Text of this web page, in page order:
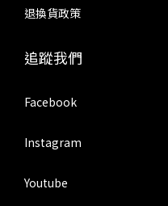
退換貨政策
追蹤我們
Facebook
Instagram
Youtube